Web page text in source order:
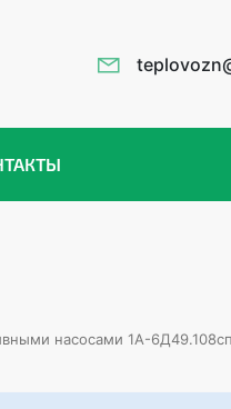
насосами 1А-